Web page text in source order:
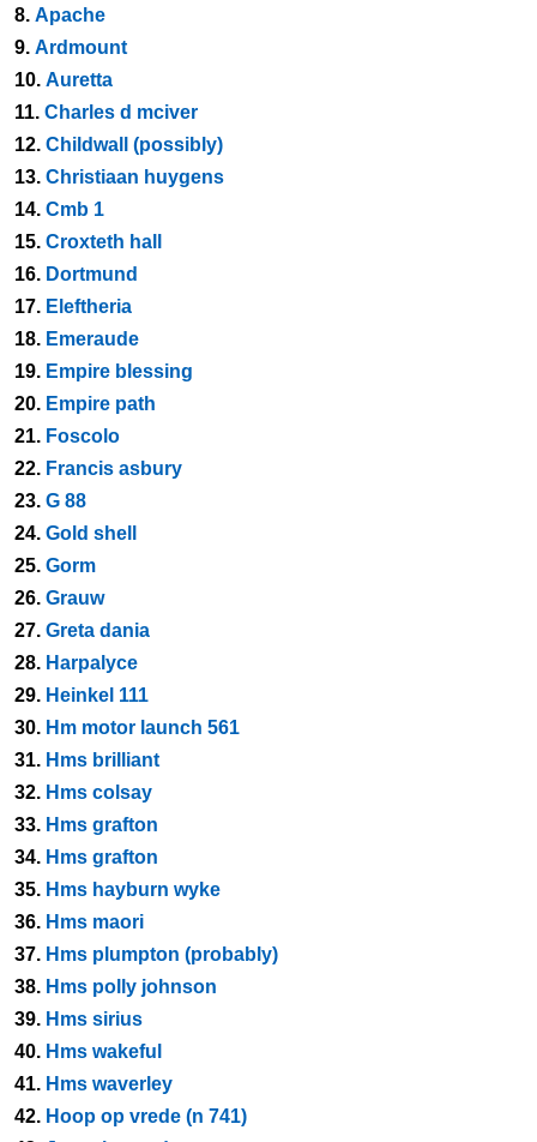
8. Apache
9. Ardmount
10. Auretta
11. Charles d mciver
12. Childwall (possibly)
13. Christiaan huygens
14. Cmb 1
15. Croxteth hall
16. Dortmund
17. Eleftheria
18. Emeraude
19. Empire blessing
20. Empire path
21. Foscolo
22. Francis asbury
23. G 88
24. Gold shell
25. Gorm
26. Grauw
27. Greta dania
28. Harpalyce
29. Heinkel 111
30. Hm motor launch 561
31. Hms brilliant
32. Hms colsay
33. Hms grafton
34. Hms grafton
35. Hms hayburn wyke
36. Hms maori
37. Hms plumpton (probably)
38. Hms polly johnson
39. Hms sirius
40. Hms wakeful
41. Hms waverley
42. Hoop op vrede (n 741)